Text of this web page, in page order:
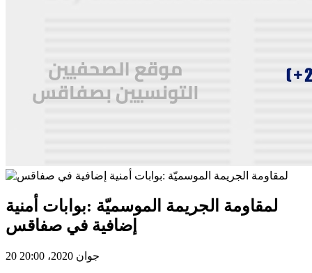
لمقاومة الجريمة الموسميّة :بوابات أمنية
إضافية في صفاقس
20 جوان 2020، 20:00